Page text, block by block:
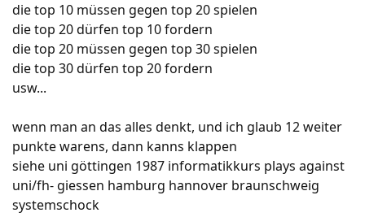
die top 10 müssen gegen top 20 spielen
die top 20 dürfen top 10 fordern
die top 20 müssen gegen top 30 spielen
die top 30 dürfen top 20 fordern
usw...
wenn man an das alles denkt, und ich glaub 12 weiter
punkte warens, dann kanns klappen
siehe uni göttingen 1987 informatikkurs plays against
uni/fh- giessen hamburg hannover braunschweig
systemschock